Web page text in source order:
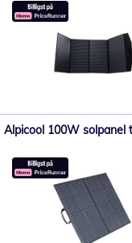
Alpicool 100W solpanel